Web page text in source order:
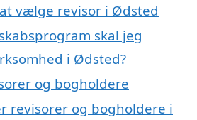
vælge revisor i Ødsted
skal jeg
i Ødsted?
og bogholdere
revisorer og bogholdere i